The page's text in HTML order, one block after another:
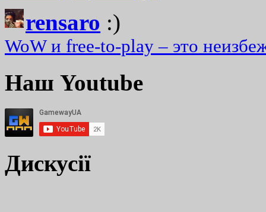
rensaro :)
WoW и free-to-play – это
Наш Youtube
Дискусії